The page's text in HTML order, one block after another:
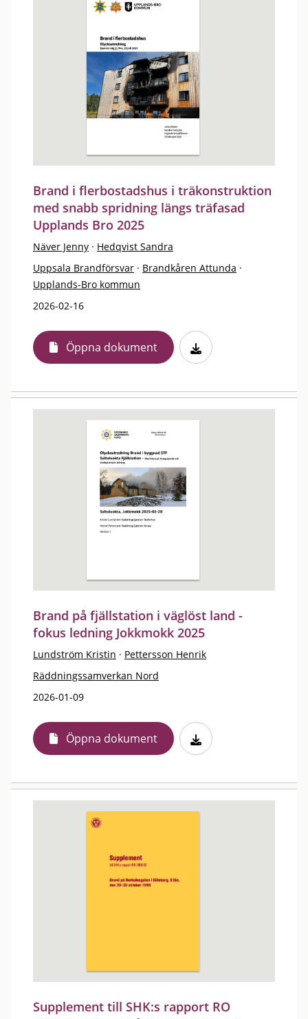
Brand i flerbostadshus i träkonstruktion
med snabb spridning längs träfasad
Upplands Bro 2025
Näver Jenny · Hedqvist Sandra
Uppsala Brandförsvar · Brandkåren Attunda ·
Upplands-Bro kommun
2026-02-16
Öppna dokument
Brand på fjällstation i väglöst land -
fokus ledning Jokkmokk 2025
Lundström Kristin · Pettersson Henrik
Räddningssamverkan Nord
2026-01-09
Öppna dokument
Supplement till SHK:s rapport RO